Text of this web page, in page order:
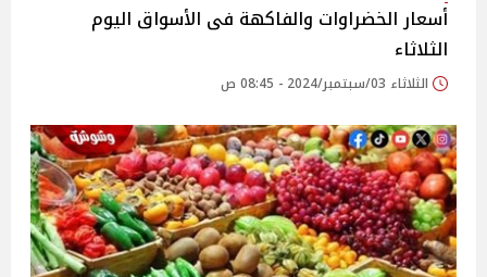
أسعار الخضراوات والفاكهة فى الأسواق‎‎ اليوم
الثلاثاء
الثلاثاء 03/سبتمبر/2024 - 08:45 ص